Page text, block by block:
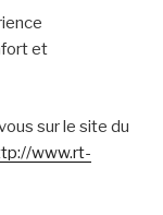
et
sur le site du
www.rt-